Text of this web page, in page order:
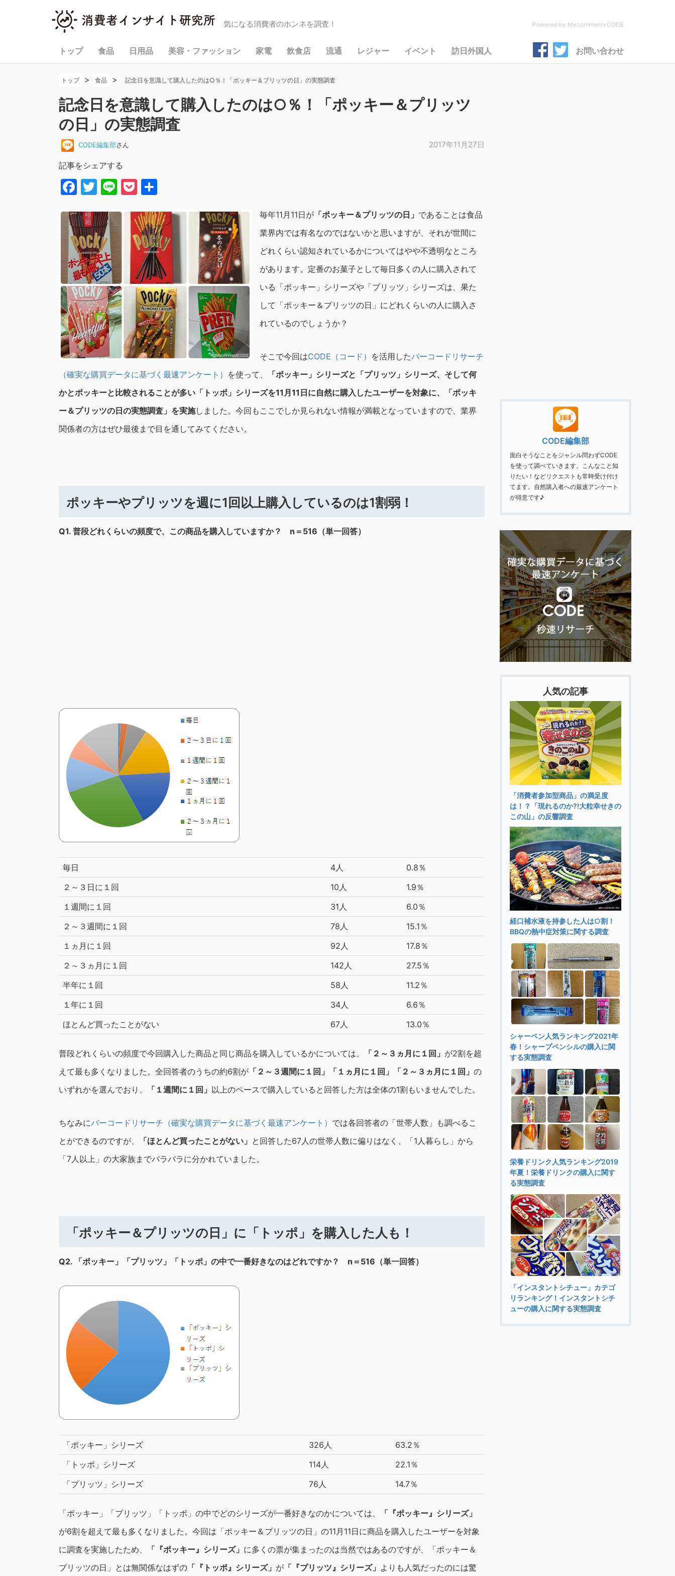
気になる消費者のホンネを調査！ Powered by Mycomment×CODE
トップ 食品 日用品 美容・ファッション 家電 飲食店 流通 レジャー イベント 訪日外国人 お問い合わせ
トップ > 食品 > 記念日を意識して購入したのは○％！「ポッキー＆プリッツの日」の実態調査
記念日を意識して購入したのは○％！「ポッキー＆プリッツ
の日」の実態調査
CODE編集部さん 2017年11月27日
記事をシェアする
Facebook
Twitter
LinePocket
毎年11月11日が 「ポッキー＆プリッツの日」 であることは食品
業界内では有名なのではないかと思いますが、それが世間に
どれくらい認知されているかについてはやや不透明なところ
があります。定番のお菓子として毎日多くの人に購入されて
いる「ポッキー」シリーズや「プリッツ」シリーズは、果た
して「ポッキー＆プリッツの日」にどれくらいの人に購入さ
れているのでしょうか？
そこで今回はCODE（コード） を活用したバーコードリサーチ
（確実な購買データに基づく最速アンケート） を使って、
「ポッキー」シリーズと「プリッツ」シリーズ、そして何
かとポッキーと比較されることが多い「トッポ」シリーズを11月11日に自然に購入したユーザーを対象に、「ポッキ
ー＆プリッツの日の実態調査」を実施しました。今回もここでしか見られない情報が満載となっていますので、業界
関係者の方はぜひ最後まで目を通してみてください。
ポッキーやプリッツを週に1回以上購入しているのは1割弱！
Q1. 普段どれくらいの頻度で、この商品を購入していますか？ n＝516（単一回答）
毎日 4人
0.8％
２～３日に１回
10人
1.9％
１週間に１回
31人
6.0％
２～３週間に１回
78人
15.1％
１ヵ月に１回
92人
17.8％
２～３ヵ月に１回
142人
27.5％
半年に１回
58人
11.2％
１年に１回
34人
6.6％
ほとんど買ったことがない
67人 13.0％
普段どれくらいの頻度で今回購入した商品と同じ商品を購入しているかについては、 「２～３ヵ月に１回」 が2割を超
えて最も多くなりました。全回答者のうちの約6割が 「２～３週間に１回」「１ヵ月に１回」「２～３ヵ月に１回」 の
いずれかを選んでおり、
「１週間に１回」 以上のペースで購入していると回答した方は全体の1割もいませんでした。
ちなみにバーコードリサーチ（確実な購買データに基づく最速アンケート） では各回答者の「世帯人数」も調べるこ
とができるのですが、
「ほとんど買ったことがない」 と回答した67人の世帯人数に偏りはなく、「1人暮らし」から
「7人以上」の大家族までバラバラに分かれていました。
「ポッキー＆プリッツの日」に「トッポ」を購入した人も！
Q2. 「ポッキー」「プリッツ」「トッポ」の中で一番好きなのはどれですか？ n＝516（単一回答）
「ポッキー」シリーズ 326人
63.2％
「トッポ」シリーズ
114人
22.1％
「プリッツ」シリーズ
76人 14.7％
「ポッキー」「プリッツ」「トッポ」の中でどのシリーズが一番好きなのかについては、
「『ポッキー』シリーズ」
が6割を超えて最も多くなりました。今回は「ポッキー＆プリッツの日」の11月11日に商品を購入したユーザーを対象
に調査を実施したため、
「『ポッキー』シリーズ」 に多くの票が集まったのは当然ではあるのですが、「ポッキー＆
プリッツの日」とは無関係なはずの 「『トッポ』シリーズ」 が 「『プリッツ』シリーズ」 よりも人気だったのには驚
CODE編集部
面白そうなことをジャンル問わずCODE
を使って調べていきます。こんなこと知
りたい！などリクエストも常時受け付け
てます。自然購入者への最速アンケート
が得意です♪
人気の記事
「消費者参加型商品」の満足度
は！？「現れるのか?!大粒幸せきの
この山」の反響調査
経口補水液を持参した人は○割！
BBQの熱中症対策に関する調査
シャーペン人気ランキング2021年
春！シャープペンシルの購入に関
する実態調査
栄養ドリンク人気ランキング2019
年夏！栄養ドリンクの購入に関す
る実態調査
「インスタントシチュー」カテゴ
リランキング！インスタントシチ
ューの購入に関する実態調査